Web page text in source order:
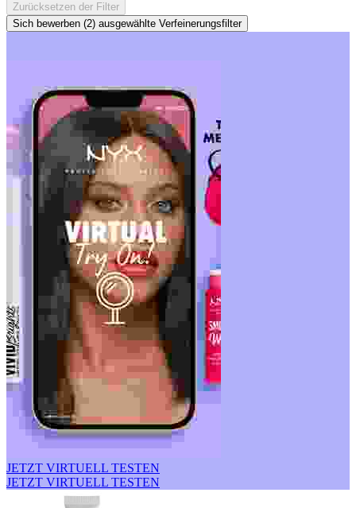
Zurücksetzen der Filter
Sich bewerben (2) ausgewählte Verfeinerungsfilter
JETZT VIRTUELL TESTEN
JETZT VIRTUELL TESTEN